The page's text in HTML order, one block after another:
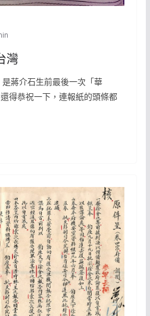
灣
蔣介石生前最後一次「華
得恭祝一下，連報紙的頭條都